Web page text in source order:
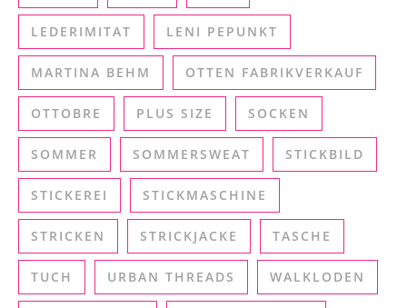
LEDERIMITAT LENI PEPUNKT
MARTINA BEHM OTTEN FABRIKVERKAUF
OTTOBRE PLUS SIZE SOCKEN
SOMMER SOMMERSWEAT STICKBILD
STICKEREI STICKMASCHINE
STRICKEN STRICKJACKE TASCHE
TUCH URBAN THREADS WALKLODEN